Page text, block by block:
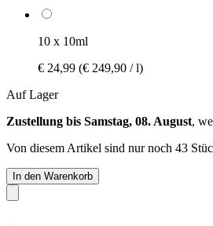
10 x 10ml
€ 24,99 (€ 249,90 / l)
Auf Lager
Zustellung bis Samstag, 08. August,
Von diesem Artikel sind nur noch 43
In den Warenkorb